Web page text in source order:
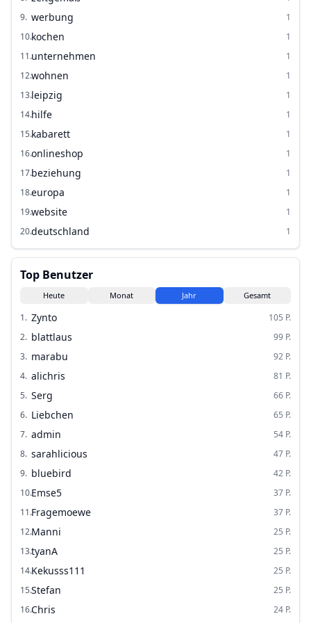
9. werbung
1
10.kochen
1
11.unternehmen
1
12.wohnen
1
13.leipzig
1
14.hilfe
1
15.kabarett
1
16.onlineshop
1
17.beziehung
1
18.europa
1
19.website
1
20.deutschland 1
Top Benutzer
Heute Monat Jahr Gesamt
1. Zynto 105 P.
2. blattlaus 99 P.
3. marabu 92 P.
4. alichris 81 P.
5. Serg 66 P.
6. Liebchen 65 P.
7. admin 54 P.
8. sarahlicious 47 P.
9. bluebird 42 P.
10.Emse5 37 P.
11.Fragemoewe 37 P.
12.Manni 25 P.
13.tyanA 25 P.
14.Kekusss111 25 P.
15.Stefan 25 P.
16.Chris 24 P.